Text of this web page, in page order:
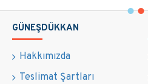
GÜNEŞDÜKKAN
Hakkımızda
Teslimat Şartları